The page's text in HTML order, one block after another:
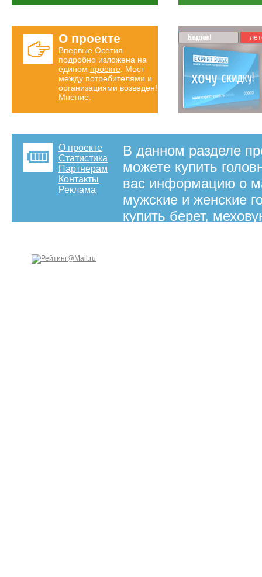
О проекте
Впервые Осетия
подробно изложена на
едином проекте . Мост
между потребителями и
организациями возведен!
Мнение
Карта скидок!
О проекте
Статистика
Партнерам
Контакты
Реклама
В данном разделе
можете купить
вас информацию о
мужские и женские
купить берет,